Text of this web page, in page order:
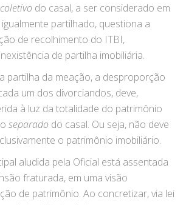
do casal, a ser considerado em
partilhado, questiona a
de recolhimento do ITBI,
de partilha imobiliária.
partilha da meação, a desproporção
um dos divorciandos, deve,
à luz da totalidade do patrimônio
separado do casal. Ou seja, não deve
o patrimônio imobiliário.
aludida pela Oficial está assentada
fraturada, em uma visão
de patrimônio. Ao concretizar, via lei